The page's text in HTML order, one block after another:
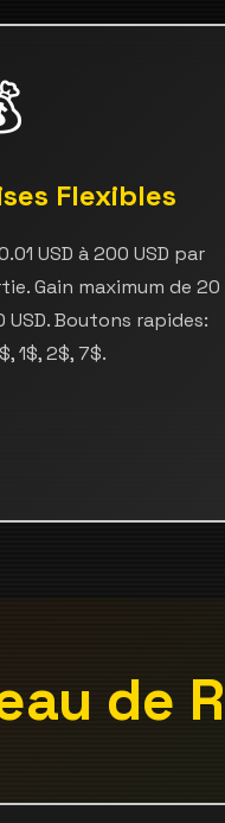
Flexibles
USD à 200 USD par
Gain maximum de 20
USD. Boutons rapides:
1$, 2$, 7$.
de